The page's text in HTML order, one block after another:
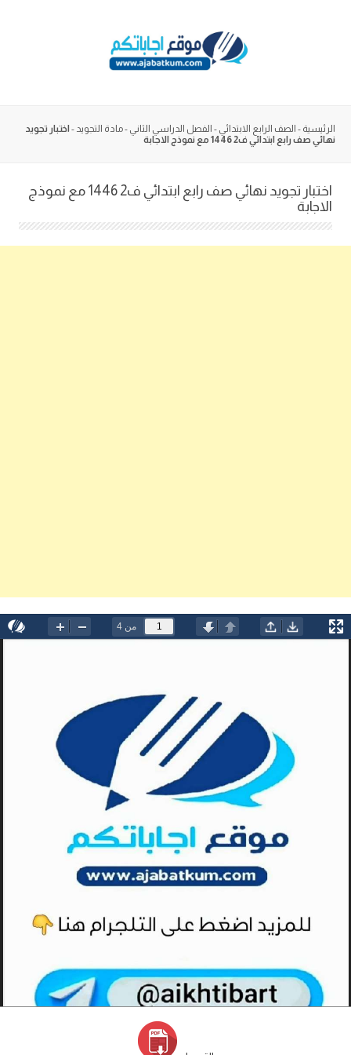
الرئيسية - الصف الرابع الابتدائي - الفصل الدراسي الثاني -مادة التجويد - اختبار تجويد
نهائي صف رابع ابتدائي ف2 1446 مع نموذج الاجابة
اختبار تجويد نهائي صف رابع ابتدائي ف2 1446 مع نموذج
الاجابة